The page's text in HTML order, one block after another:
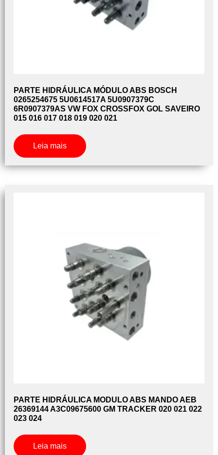
PARTE HIDRÁULICA MÓDULO ABS BOSCH
0265254675 5U0614517A 5U0907379C
6R0907379AS VW FOX CROSSFOX GOL SAVEIRO
015 016 017 018 019 020 021
Leia mais
PARTE HIDRÁULICA MODULO ABS MANDO AEB
26369144 A3C09675600 GM TRACKER 020 021 022
023 024
Leia mais